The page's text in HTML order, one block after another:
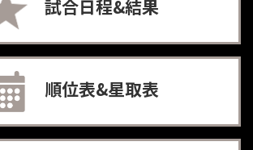
試合日程&結果
順位表&星取表